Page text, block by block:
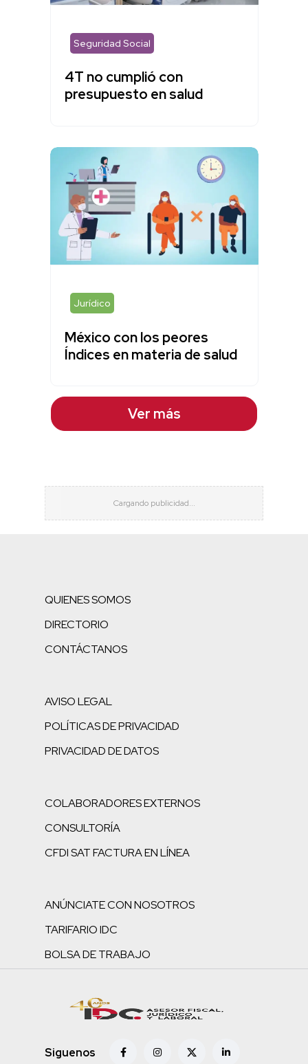
Seguridad Social
4T no cumplió con
presupuesto en salud
Jurídico
México con los peores
Índices en materia de salud
Ver más
QUIENES SOMOS
DIRECTORIO
CONTÁCTANOS
AVISO LEGAL
POLÍTICAS DE PRIVACIDAD
PRIVACIDAD DE DATOS
COLABORADORES EXTERNOS
CONSULTORÍA
CFDI SAT FACTURA EN LÍNEA
ANÚNCIATE CON NOSOTROS
TARIFARIO IDC
BOLSA DE TRABAJO
Siguenos